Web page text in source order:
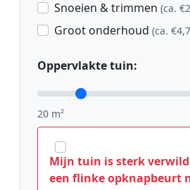
Snoeien & trimmen (ca.
Groot onderhoud (ca.
Oppervlakte tuin:
20 m²
Mijn tuin is sterk
een flinke opknapbeurt